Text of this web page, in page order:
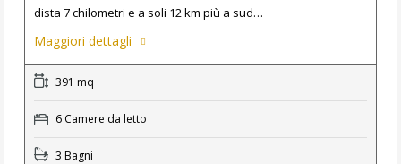
dista 7 chilometri e a soli 12 km più a sud…
Maggiori dettagli
391 mq
6 Camere da letto
3 Bagni